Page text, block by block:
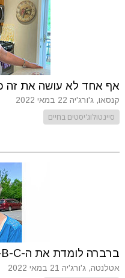
אף אחד לא עושה את זה
קנסאו, ג'ורג'יה 22 במאי 2022
סיינטולוג'יסטים בחיים
ברברה לומדת את ה-A-B-C שלה בבית
אטלנטה, ג'ורג'יה 21 במאי 2022